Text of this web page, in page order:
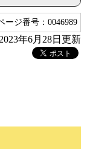
ージ番号：0046989
年6月28日更新